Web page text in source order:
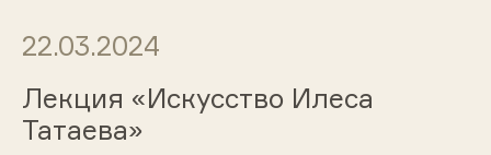
22.03.2024
Лекция «Искусство Илеса
Татаева»